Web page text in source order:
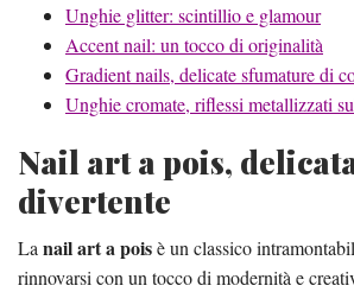
Unghie glitter: scintillio e glamour
Accent nail: un tocco di originalità
Gradient nails, delicate sfumature di
Unghie cromate, riflessi metallizzati
Nail art a pois,
divertente
La nail art a poisè un classico
rinnovarsi con un tocco di modernità e